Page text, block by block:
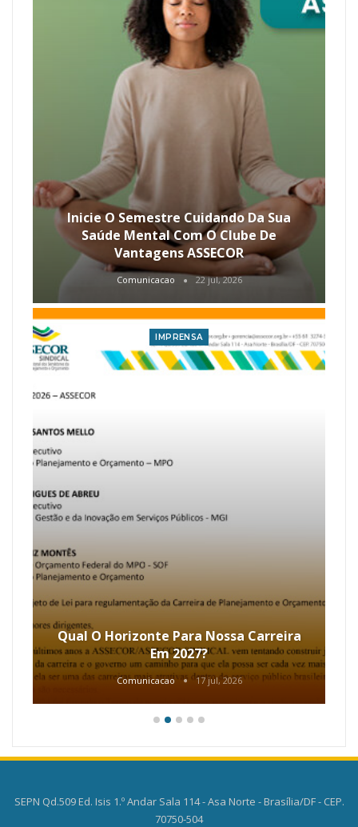
Inicie O Semestre Cuidando Da Sua
Saúde Mental Com O Clube De
Vantagens ASSECOR
Comunicacao 22 jul, 2026
IMPRENSA
Qual O Horizonte Para Nossa Carreira
Em 2027?
Comunicacao 17 jul, 2026
SEPN Qd.509 Ed. Isis 1.º Andar Sala 114 - Asa Norte - Brasília/DF - CEP.
70750-504